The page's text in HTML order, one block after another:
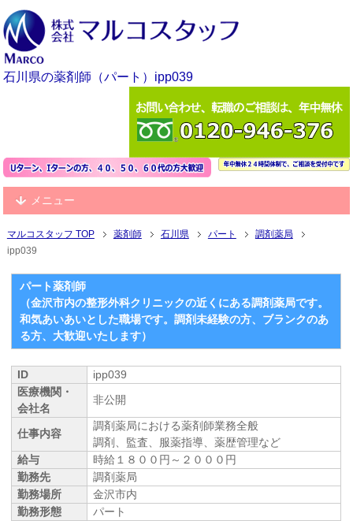
石川県の薬剤師（パート）ipp039
メニュー
マルコスタッフ TOP 薬剤師 石川県 パート
調剤薬局
ipp039
パート薬剤師
（金沢市内の整形外科クリニックの近くにある調剤薬局です。
和気あいあいとした職場です。調剤未経験の方、ブランクのあ
る方、大歓迎いたします）
ID
ipp039
医療機関・
会社名
非公開
仕事内容
調剤薬局における薬剤師業務全般
調剤、監査、服薬指導、薬歴管理など
給与
時給１８００円～２０００円
勤務先
調剤薬局
勤務場所
金沢市内
勤務形態
パート